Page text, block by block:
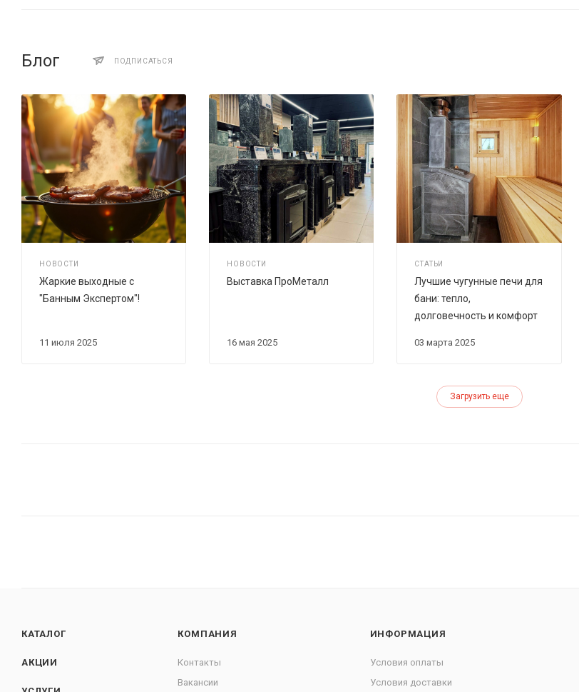
Блог ПОДПИСАТЬСЯ
НОВОСТИ
11 июля 2025
Жаркие выходные с
"Банным Экспертом"!
НОВОСТИ
16 мая 2025
Выставка ПроМеталл
СТАТЬИ
03 марта 2025
Лучшие чугунные печи для
бани: тепло,
долговечность и комфорт
Загрузить еще
КАТАЛОГ
АКЦИИ
КОМПАНИЯ
Контакты
Вакансии
ИНФОРМАЦИЯ
Условия оплаты
Условия доставки